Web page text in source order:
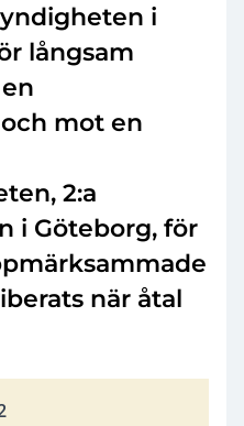
i
långsam
mot en
2:a
i Göteborg, för
när åtal